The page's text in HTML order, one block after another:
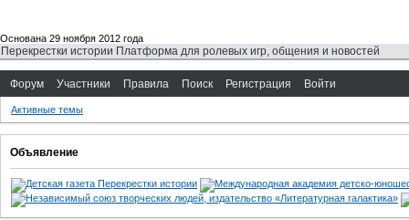
Основана 29 ноября 2012 года
Перекрестки истории Платформа для ролевых игр, общения и новостей
Форум Участники Правила Поиск Регистрация Войти
Активные темы
Объявление